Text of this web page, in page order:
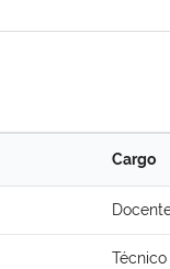
Cargo
Técnico